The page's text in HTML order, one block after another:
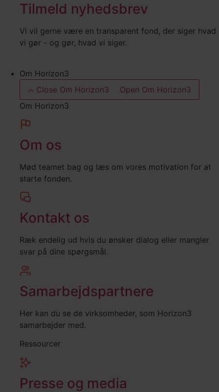
Tilmeld nyhedsbrev
Vi vil gerne være en transparent fond, der siger hvad
vi gør - og gør, hvad vi siger.
Om Horizon3
Close Om Horizon3
Open Om Horizon3
Om Horizon3
Om os
Mød teamet bag og læs om vores motivation for at
starte fonden.
Kontakt os
Ræk endelig ud hvis du ønsker dialog eller mangler
svar på dine spørgsmål.
Samarbejdspartnere
Her kan du se de virksomheder, som Horizon3
samarbejder med.
Ressourcer
Presse og media